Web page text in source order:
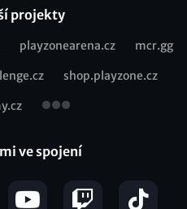
projekty
playzonearena.cz mcr.gg
shop.playzone.cz
ve spojení